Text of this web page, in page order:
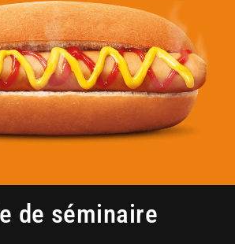
de séminaire